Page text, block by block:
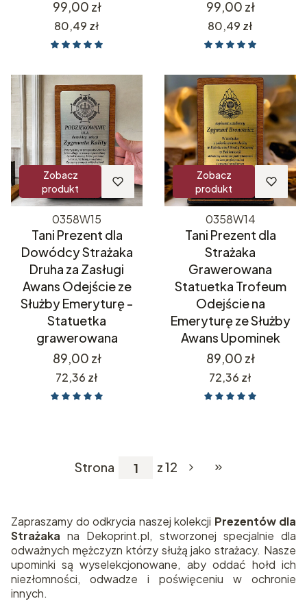
Cena
99,00 zł
Cena
80,49 zł
Cena
99,00 zł
Cena
80,49 zł
Zobacz
produkt
0358W15
Tani Prezent dla
Dowódcy Strażaka
Druha za Zasługi
Awans Odejście ze
Służby Emeryturę -
Statuetka
grawerowana
Cena
89,00 zł
Cena
72,36 zł
Zobacz
produkt
0358W14
Tani Prezent dla
Strażaka
Grawerowana
Statuetka Trofeum
Odejście na
Emeryturę ze Służby
Awans Upominek
Cena
89,00 zł
Cena
72,36 zł
Strona z 12 Przejdź do
Zapraszamy do odkrycia naszej kolekcji Prezentów dla
Strażaka na Dekoprint.pl, stworzonej specjalnie dla
odważnych mężczyzn którzy służą jako strażacy. Nasze
upominki są wyselekcjonowane, aby oddać hołd ich
niezłomności, odwadze i poświęceniu w ochronie
innych.